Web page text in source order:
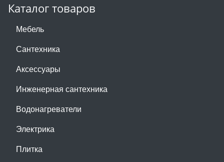
Каталог товаров
Мебель
Сантехника
Аксессуары
Инженерная сантехника
Водонагреватели
Электрика
Плитка